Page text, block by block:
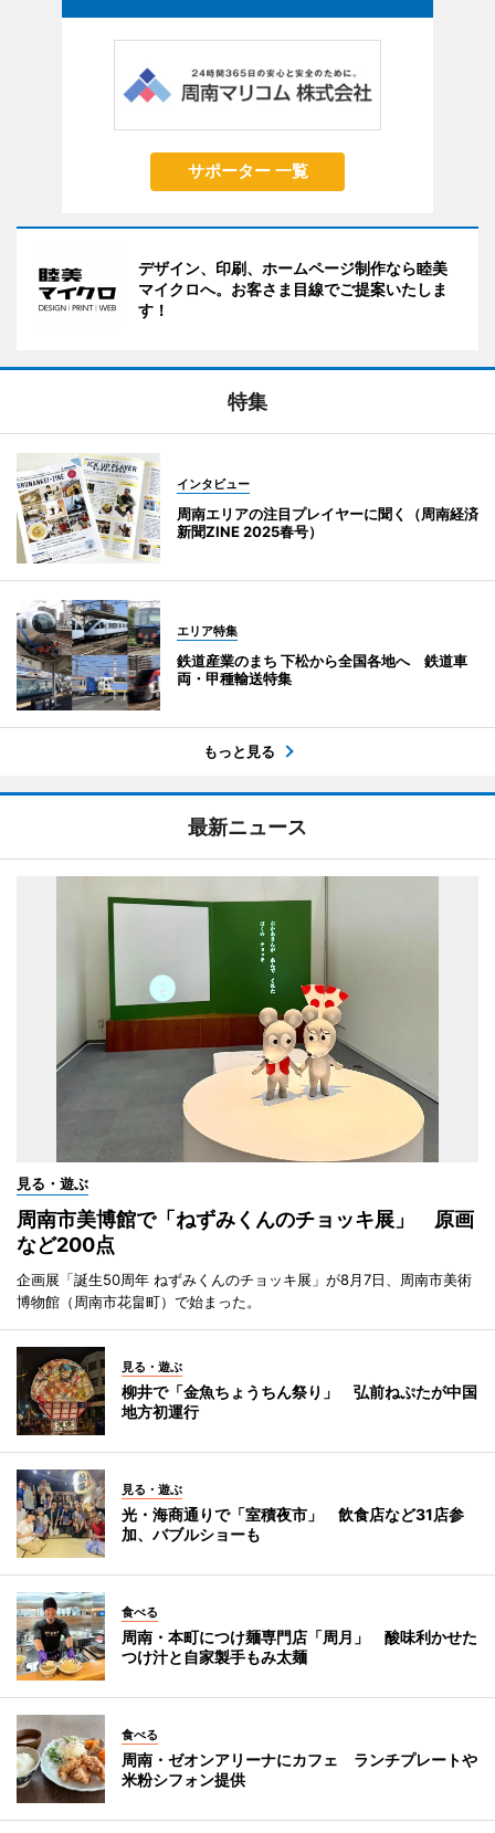
サポーター 一覧
デザイン、印刷、ホームページ制作なら睦美
マイクロへ。お客さま目線でご提案いたしま
す！
特集
インタビュー
周南エリアの注目プレイヤーに聞く（周南経済
新聞ZINE 2025春号）
エリア特集
鉄道産業のまち 下松から全国各地へ 鉄道車
両・甲種輸送特集
もっと見る
最新ニュース
見る・遊ぶ
周南市美博館で「ねずみくんのチョッキ展」 原画
など200点
企画展「誕生50周年 ねずみくんのチョッキ展」が8月7日、周南市美術
博物館（周南市花畠町）で始まった。
見る・遊ぶ
柳井で「金魚ちょうちん祭り」 弘前ねぷたが中国
地方初運行
見る・遊ぶ
光・海商通りで「室積夜市」 飲食店など31店参
加、バブルショーも
食べる
周南・本町につけ麺専門店「周月」 酸味利かせた
つけ汁と自家製手もみ太麺
食べる
周南・ゼオンアリーナにカフェ ランチプレートや
米粉シフォン提供